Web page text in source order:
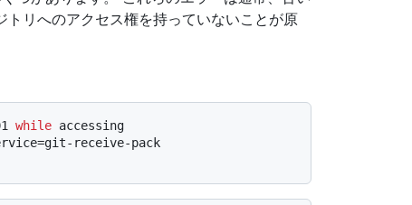
リへのアクセス権を持っていないことが原
while accessing
receive-pack